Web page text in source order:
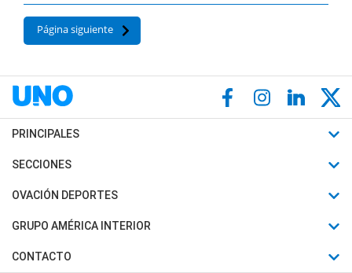
Página siguiente
PRINCIPALES
Últimas Noticias
Política
Judiciales
SECCIONES
Horóscopo
Motores
Trucos caseros
OVACIÓN DEPORTES
Fútbol
Mundial
GRUPO AMÉRICA INTERIOR
Canal 7 en Vivo
CONTACTO